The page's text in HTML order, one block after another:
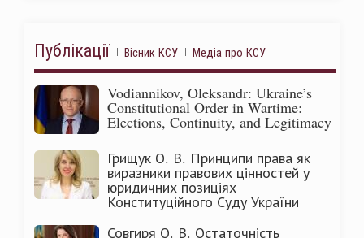
Публікації Вісник КСУ Медіа про КСУ
Vodiannikov, Oleksandr: Ukraine’s
Constitutional Order in Wartime:
Elections, Continuity, and Legitimacy
Грищук О. В. Принципи права як
виразники правових цінностей у
юридичних позиціях
Конституційного Суду України
Совгиря О. В. Остаточність